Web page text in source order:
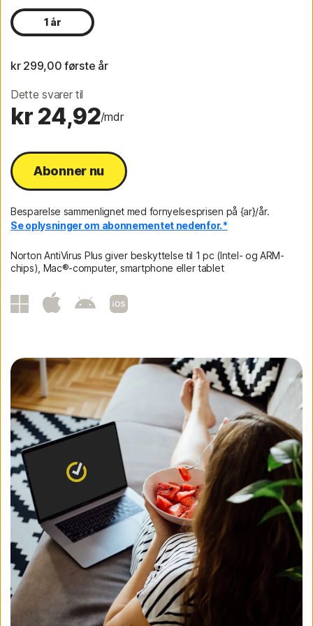
1 år
kr 299,00 første år
Dette svarer til
kr 24,92/mdr
Abonner nu
Besparelse sammenlignet med fornyelsesprisen på {ar}/år.
Se oplysninger om abonnementet nedenfor.*
Norton AntiVirus Plus giver beskyttelse til 1 pc (Intel- og ARM-
chips), Mac®-computer, smartphone eller tablet